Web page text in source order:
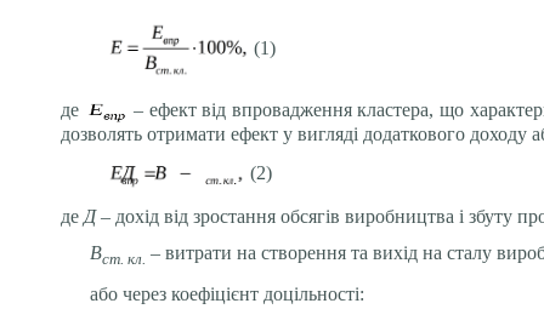
(1)
де
– ефект від впровадження кластера, що
дозволять отримати ефект у вигляді додаткового доходу
(2)
де Д– дохід від зростання обсягів виробництва і збуту
Вст. кл. – витрати на створення та вихід на сталу
або через коефіцієнт доцільності: